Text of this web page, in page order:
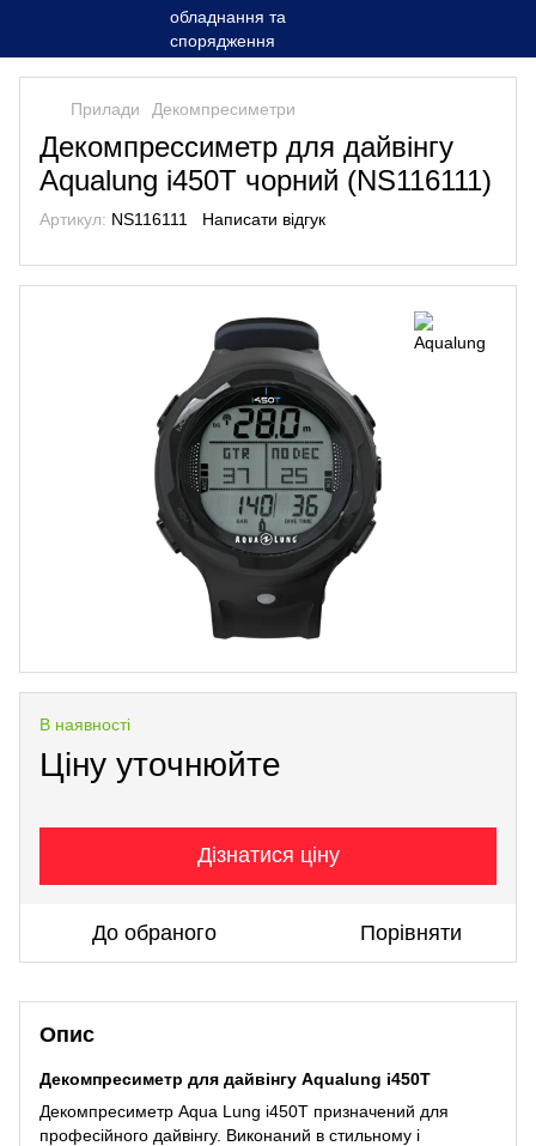
Прилади Декомпресиметри
Декомпрессиметр для дайвінгу
Aqualung i450T чорний (NS116111)
Артикул: NS116111 Написати відгук
В наявності
Ціну уточнюйте
Дізнатися ціну
До обраного Порівняти
Опис
Декомпресиметр для дайвінгу Aqualung i450T
Декомпресиметр Aqua Lung i450T призначений для
професійного дайвінгу. Виконаний в стильному і